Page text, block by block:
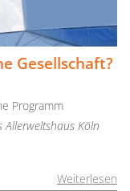
Gesellschaft?
Programm
Allerweltshaus Köln
Weiterlesen